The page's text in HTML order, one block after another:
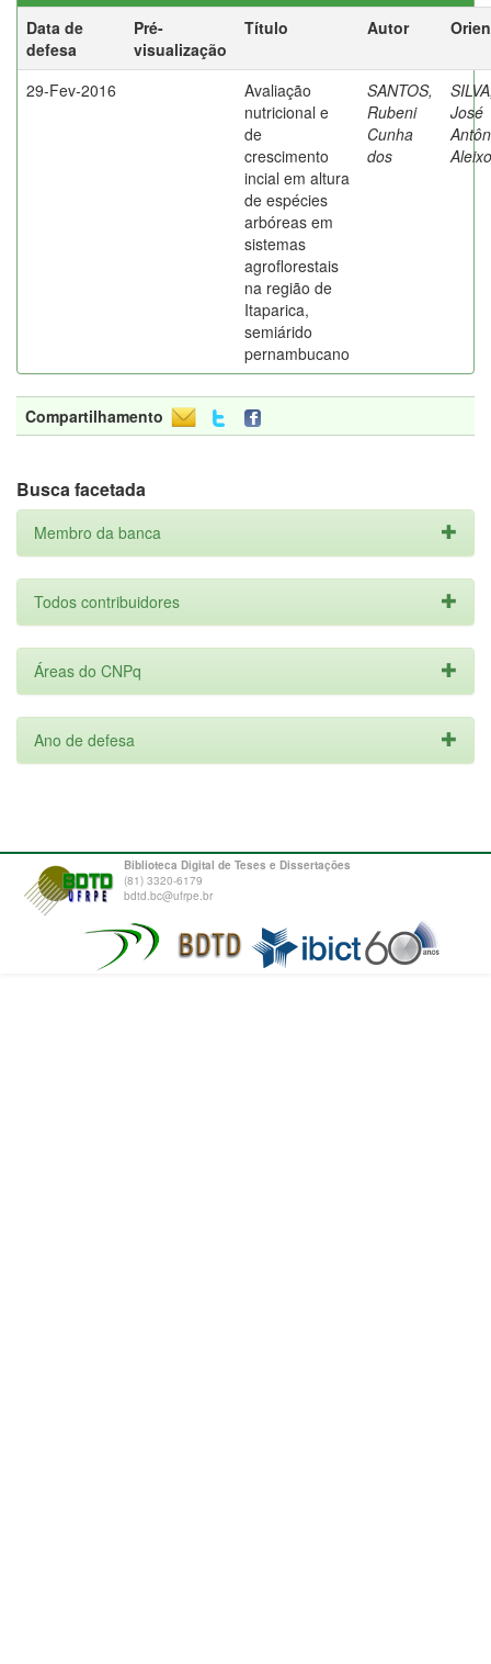
Data de
defesa
Pré-
visualização
Título Autor
29-Fev-2016
Avaliação
nutricional e
de
crescimento
incial em altura
de espécies
arbóreas em
sistemas
agroflorestais
na região de
Itaparica,
semiárido
pernambucano
SANTOS,
Rubeni
Cunha
dos
José
Compartilhamento
Busca facetada
Membro da banca
Todos contribuidores
Áreas do CNPq
Ano de defesa
Biblioteca Digital de Teses e Dissertações
(81) 3320-6179
bdtd.bc@ufrpe.br